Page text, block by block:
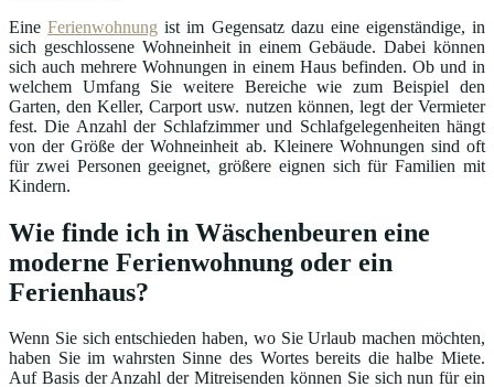
EineFerienwohnung ist im Gegensatz dazu eine eigenständige, in
sich geschlossene Wohneinheit in einem Gebäude. Dabei können
sich auch mehrere Wohnungen in einem Haus befinden. Ob und in
welchem Umfang Sie weitere Bereiche wie zum Beispiel den
Garten, den Keller, Carport usw. nutzen können, legt der Vermieter
fest. Die Anzahl der Schlafzimmer und Schlafgelegenheiten hängt
von der Größe der Wohneinheit ab. Kleinere Wohnungen sind oft
für zwei Personen geeignet, größere eignen sich für Familien mit
Kindern.
Wie finde ich in Wäschenbeuren eine
moderne Ferienwohnung oder ein
Ferienhaus?
Wenn Sie sich entschieden haben, wo Sie Urlaub machen möchten,
haben Sie im wahrsten Sinne des Wortes bereits die halbe Miete.
Auf Basis der Anzahl der Mitreisenden können Sie sich nun für ein